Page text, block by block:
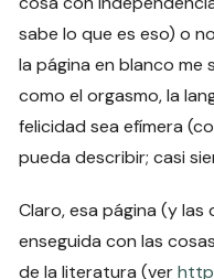
sabe lo que es eso) o
la página en blanco me
como el orgasmo, la
felicidad sea efímera
pueda describir; casi
Claro, esa página (y las
enseguida con las
de la literatura (ver